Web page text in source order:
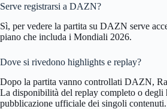
Serve registrarsi a DAZN?
Sì, per vedere la partita su DAZN serve
piano che includa i Mondiali 2026.
Dove si rivedono highlights e replay?
Dopo la partita vanno controllati DAZN,
La disponibilità del replay completo o degli
pubblicazione ufficiale dei singoli contenuti.